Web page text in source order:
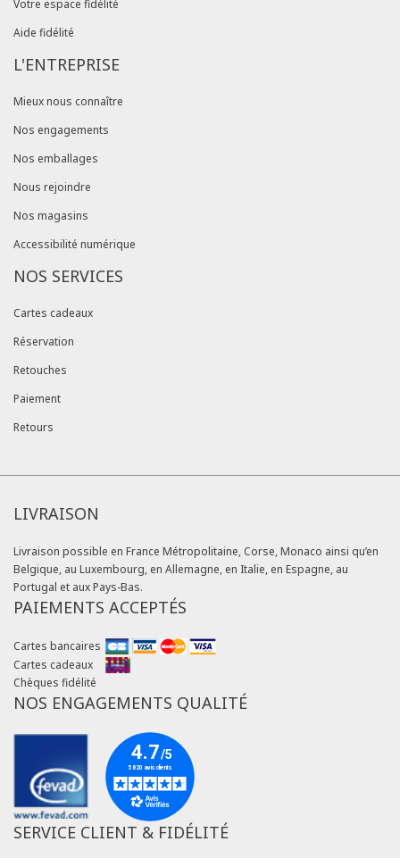
Votre espace fidélité
Aide fidélité
L'ENTREPRISE
Mieux nous connaître
Nos engagements
Nos emballages
Nous rejoindre
Nos magasins
Accessibilité numérique
NOS SERVICES
Cartes cadeaux
Réservation
Retouches
Paiement
Retours
LIVRAISON
Livraison possible en France Métropolitaine, Corse, Monaco ainsi qu’en
Belgique, au Luxembourg, en Allemagne, en Italie, en Espagne, au
Portugal et aux Pays-Bas.
PAIEMENTS ACCEPTÉS
Cartes bancaires
Cartes cadeaux
Chèques fidélité
NOS ENGAGEMENTS QUALITÉ
SERVICE CLIENT & FIDÉLITÉ